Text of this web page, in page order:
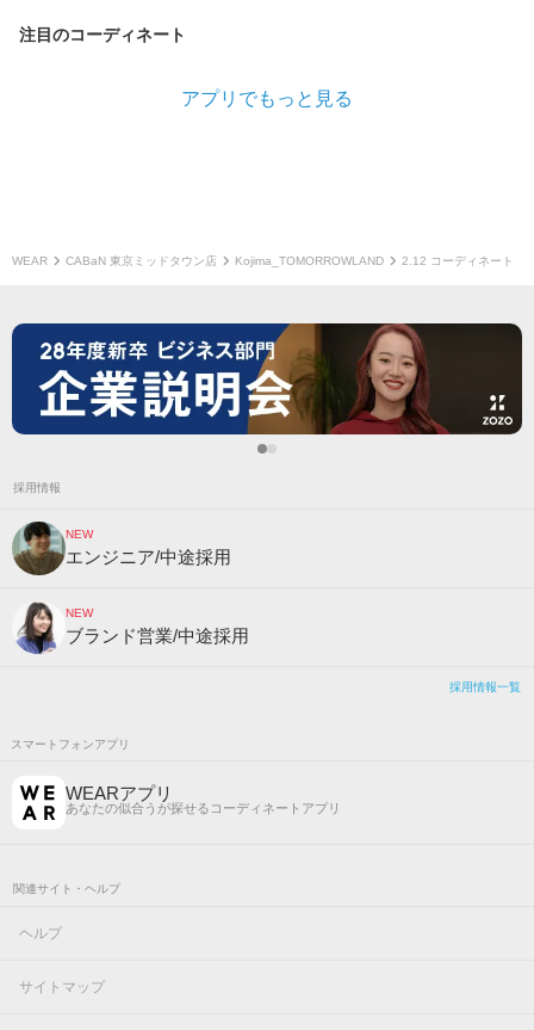
注目のコーディネート
アプリでもっと見る
WEAR CABaN 東京ミッドタウン店 Kojima_TOMORROWLAND 2.12 コーディネート
採用情報
NEW
エンジニア/中途採用
NEW
ブランド営業/中途採用
採用情報一覧
スマートフォンアプリ
WEARアプリ
あなたの似合うが探せるコーディネートアプリ
関連サイト・ヘルプ
ヘルプ
サイトマップ